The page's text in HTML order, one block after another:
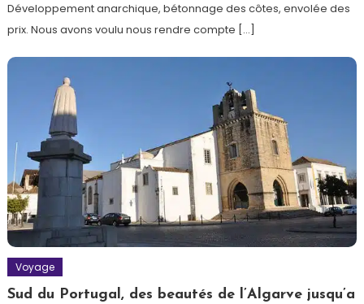
Développement anarchique, bétonnage des côtes, envolée des
prix. Nous avons voulu nous rendre compte […]
Voyage
Sud du Portugal, des beautés de l’Algarve jusqu’a